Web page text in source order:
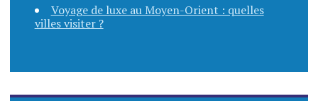
Voyage de luxe au Moyen-Orient : quelles
villes visiter ?